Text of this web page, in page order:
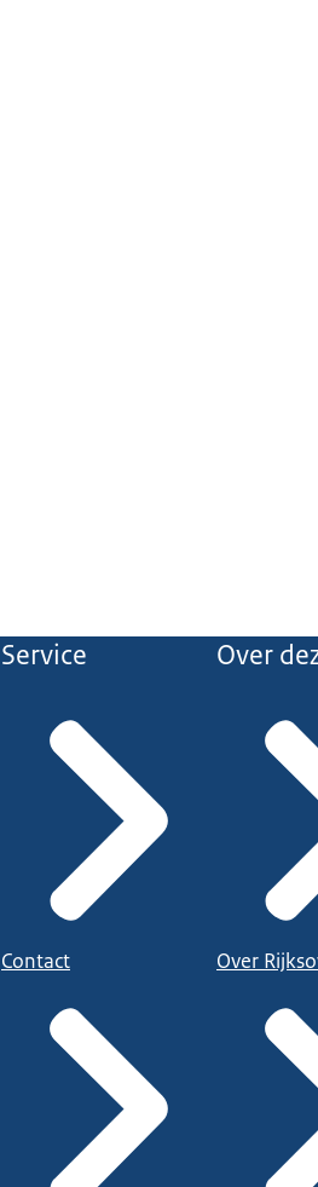
Service
Contact
Over
Over